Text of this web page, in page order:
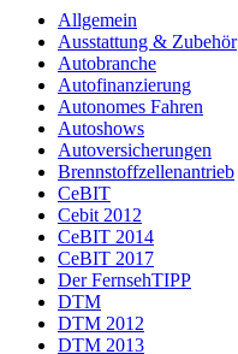
Allgemein
Ausstattung & Zubehör
Autobranche
Autofinanzierung
Autonomes Fahren
Autoshows
Autoversicherungen
Brennstoffzellenantrieb
CeBIT
Cebit 2012
CeBIT 2014
CeBIT 2017
Der FernsehTIPP
DTM
DTM 2012
DTM 2013